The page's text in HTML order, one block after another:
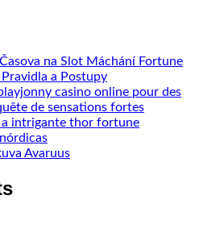
na Slot Máchání Fortune
a Postupy
casino online pour des
de sensations fortes
a intrigante thor fortune
Avaruus